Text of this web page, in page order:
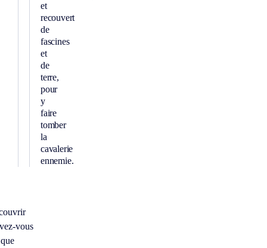
et
recouvert
de
fascines
et
de
terre,
pour
y
faire
tomber
la
cavalerie
ennemie.
vous